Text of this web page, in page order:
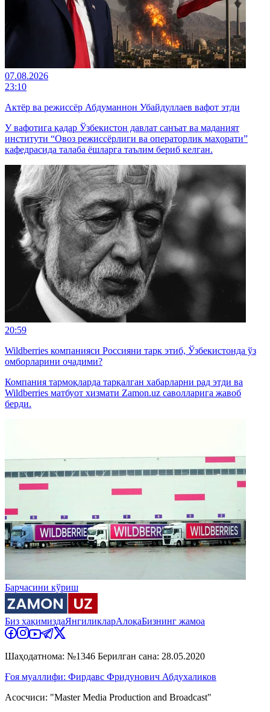
07.08.2026
23:10
Актёр ва режиссёр Абдуманнон Убайдуллаев вафот этди
У вафотига қадар Ўзбекистон давлат санъат ва маданият
институти “Овоз режиссёрлиги ва операторлик маҳорати”
кафедрасида талаба ёшларга таълим бериб келган.
20:59
Wildberries компанияси Россияни тарк этиб, Ўзбекистонда ўз
омборларини очадими?
Компания тармоқларда тарқалган хабарларни рад этди ва
Wildberries матбуот хизмати Zamon.uz саволларига жавоб
берди.
Барчасини кўриш
Биз ҳақимиздаЯнгиликларАлоқаБизнинг жамоа
Шаҳодатнома: №1346 Берилган сана: 28.05.2020
Ғоя муаллифи: Фирдавс Фридунович Абдухаликов
Асосчиси: "Master Media Production and Broadcast"